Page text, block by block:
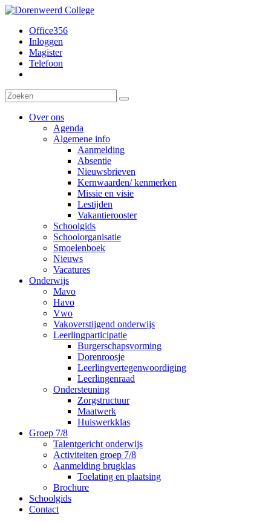
Office356
Inloggen
Magister
Telefoon
Over ons
Agenda
Algemene info
Aanmelding
Absentie
Nieuwsbrieven
Kernwaarden/ kenmerken
Missie en visie
Lestijden
Vakantierooster
Schoolgids
Schoolorganisatie
Smoelenboek
Nieuws
Vacatures
Onderwijs
Mavo
Havo
Vwo
Vakoverstijgend onderwijs
Leerlingparticipatie
Burgerschapsvorming
Dorenroosje
Leerlingvertegenwoordiging
Leerlingenraad
Ondersteuning
Zorgstructuur
Maatwerk
Huiswerkklas
Groep 7/8
Talentgericht onderwijs
Activiteiten groep 7/8
Aanmelding brugklas
Toelating en plaatsing
Brochure
Schoolgids
Contact